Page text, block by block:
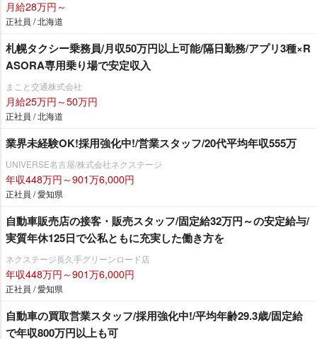
月給28万円～
正社員 / 北海道
札幌タクシー乗務員/月収50万円以上可能/隔日勤務/アプリ3種×R
ASORA専用乗り場で安定収入
まこと交通株式会社
月給25万円～50万円
正社員 / 北海道
業界未経験OK!採用強化中!/営業スタッフ/20代平均年収555万
UNIVERSE名古屋/株式会社ネクステージ
年収448万円～901万6,000円
正社員 / 愛知県
自動車販売店の接客・販売スタッフ/固定給32万円～の安定給与/
実質年休125日で公私ともに充実した働き方を
ネクステージ⾧久手グリーンロード店
年収448万円～901万6,000円
正社員 / 愛知県
自動車の買取営業スタッフ/採用強化中!/平均年齢29.3歳/固定給
で年収800万円以上も可